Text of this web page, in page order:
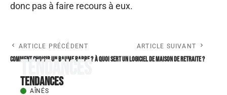
donc pas à faire recours à eux.
ARTICLE PRÉCÉDENT
Comment choisir un baume barbe ?
ARTICLE SUIVANT
À quoi sert un logiciel de maison de retraite ?
Tendances
Tendances
AÎNÉS